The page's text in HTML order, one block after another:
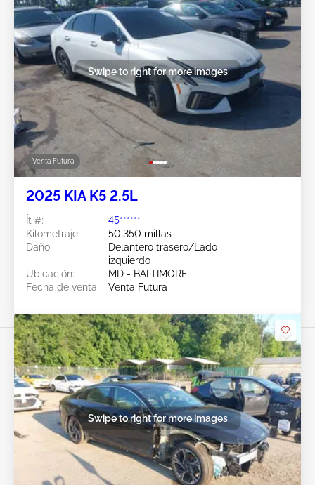
Venta Futura
Swipe to right for more images
2025 KIA K5 2.5L
Ít #:
45******
Kilometraje:
50,350 millas
Daño:
Delantero trasero/Lado
izquierdo
Ubicación:
MD - BALTIMORE
Fecha de venta:
Venta Futura
Swipe to right for more images